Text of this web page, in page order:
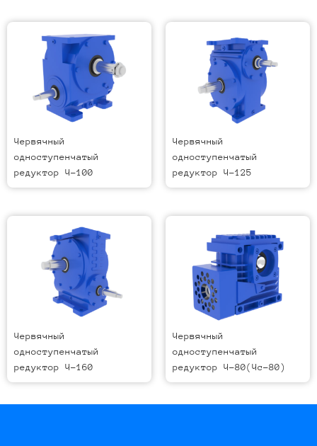
Червячный
одноступенчатый
редуктор Ч-100
Червячный
одноступенчатый
редуктор Ч-125
Червячный
одноступенчатый
редуктор Ч-160
Червячный
одноступенчатый
редуктор Ч-80(Чс-80)